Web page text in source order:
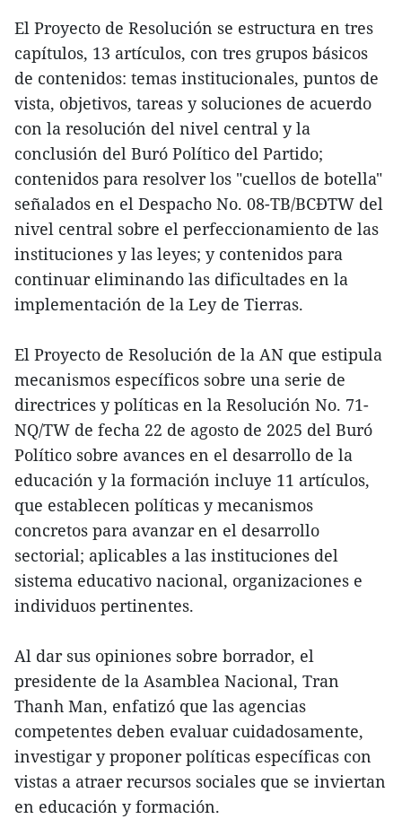
El Proyecto de Resolución se estructura en tres
capítulos, 13 artículos, con tres grupos básicos
de contenidos: temas institucionales, puntos de
vista, objetivos, tareas y soluciones de acuerdo
con la resolución del nivel central y la
conclusión del Buró Político del Partido;
contenidos para resolver los "cuellos de botella"
señalados en el Despacho No. 08-TB/BCĐTW del
nivel central sobre el perfeccionamiento de las
instituciones y las leyes; y contenidos para
continuar eliminando las dificultades en la
implementación de la Ley de Tierras.
El Proyecto de Resolución de la AN que estipula
mecanismos específicos sobre una serie de
directrices y políticas en la Resolución No. 71-
NQ/TW de fecha 22 de agosto de 2025 del Buró
Político sobre avances en el desarrollo de la
educación y la formación incluye 11 artículos,
que establecen políticas y mecanismos
concretos para avanzar en el desarrollo
sectorial; aplicables a las instituciones del
sistema educativo nacional, organizaciones e
individuos pertinentes.
Al dar sus opiniones sobre borrador, el
presidente de la Asamblea Nacional, Tran
Thanh Man, enfatizó que las agencias
competentes deben evaluar cuidadosamente,
investigar y proponer políticas específicas con
vistas a atraer recursos sociales que se inviertan
en educación y formación.